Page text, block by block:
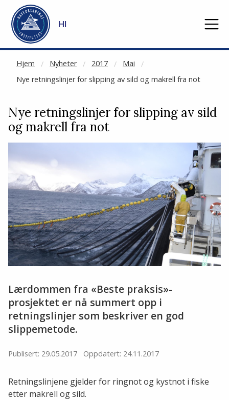
Gå til hovedinnhold
HI
Hjem Nyheter 2017
Mai
Nye retningslinjer for slipping av sild og makrell fra not
NOT CACHED
Nye retningslinjer for slipping av sild
og makrell fra not
Lærdommen fra «Beste praksis»-
prosjektet er nå summert opp i
retningslinjer som beskriver en god
slippemetode.
Publisert: 29.05.2017 Oppdatert: 24.11.2017
Retningslinjene gjelder for ringnot og kystnot i fiske
etter makrell og sild.